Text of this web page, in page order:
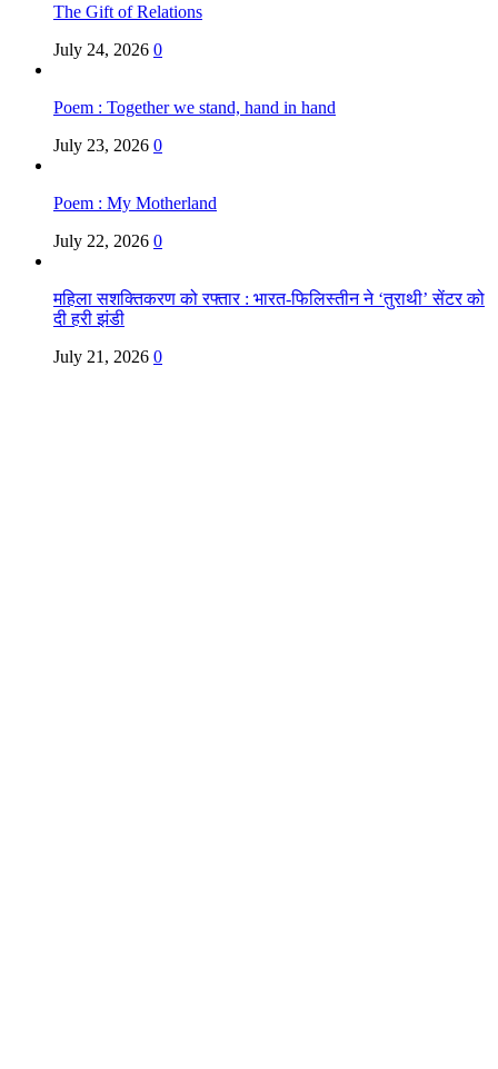
The Gift of Relations
July 24, 2026 0
Poem : Together we stand, hand in hand
July 23, 2026 0
Poem : My Motherland
July 22, 2026 0
महिला सशक्तिकरण को रफ्तार : भारत-फिलिस्तीन ने ‘तुराथी’ सेंटर को
दी हरी झंडी
July 21, 2026 0